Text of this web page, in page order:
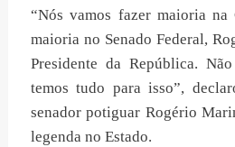
“Nós vamos fazer maioria na
maioria no Senado Federal,
Presidente da República.
temos tudo para isso”,
senador potiguar Rogério
legenda no Estado.